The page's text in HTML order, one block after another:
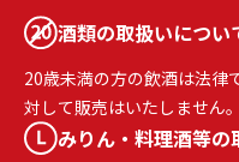
酒類の取扱いについ
20歳未満の方の飲酒は法律
対して販売はいたしません。
みりん・料理酒等の